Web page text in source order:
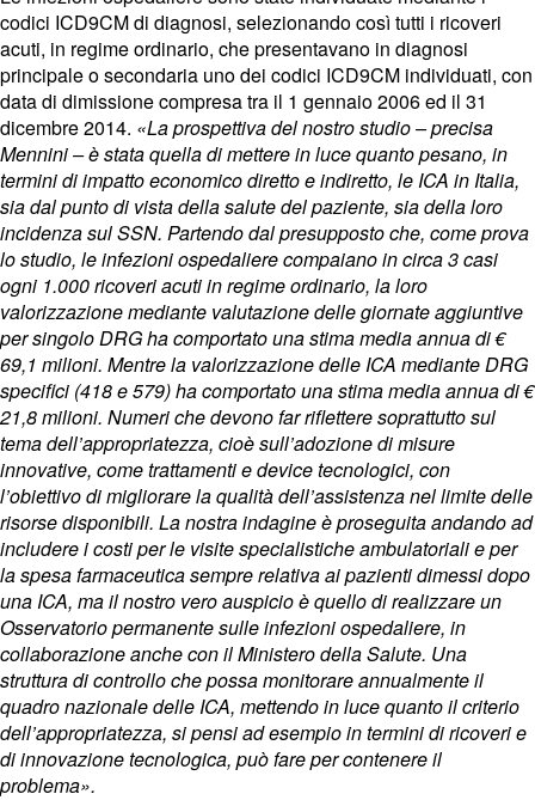
codici ICD9CM di diagnosi, selezionando così tutti i ricoveri
acuti, in regime ordinario, che presentavano in diagnosi
principale o secondaria uno dei codici ICD9CM individuati, con
data di dimissione compresa tra il 1 gennaio 2006 ed il 31
dicembre 2014. «La prospettiva del nostro studio – precisa
Mennini – è stata quella di mettere in luce quanto pesano, in
termini di impatto economico diretto e indiretto, le ICA in Italia,
sia dal punto di vista della salute del paziente, sia della loro
incidenza sul SSN. Partendo dal presupposto che, come prova
lo studio, le infezioni ospedaliere compaiano in circa 3 casi
ogni 1.000 ricoveri acuti in regime ordinario, la loro
valorizzazione mediante valutazione delle giornate aggiuntive
per singolo DRG ha comportato una stima media annua di €
69,1 milioni. Mentre la valorizzazione delle ICA mediante DRG
specifici (418 e 579) ha comportato una stima media annua di €
21,8 milioni. Numeri che devono far riflettere soprattutto sul
tema dell’appropriatezza, cioè sull’adozione di misure
innovative, come trattamenti e device tecnologici, con
l’obiettivo di migliorare la qualità dell’assistenza nel limite delle
risorse disponibili. La nostra indagine è proseguita andando ad
includere i costi per le visite specialistiche ambulatoriali e per
la spesa farmaceutica sempre relativa ai pazienti dimessi dopo
una ICA, ma il nostro vero auspicio è quello di realizzare un
Osservatorio permanente sulle infezioni ospedaliere, in
collaborazione anche con il Ministero della Salute. Una
struttura di controllo che possa monitorare annualmente il
quadro nazionale delle ICA, mettendo in luce quanto il criterio
dell’appropriatezza, si pensi ad esempio in termini di ricoveri e
di innovazione tecnologica, può fare per contenere il
problema».